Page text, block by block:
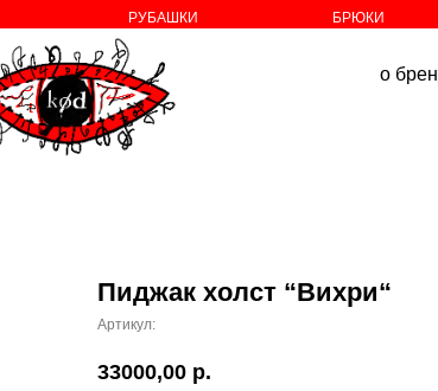
эксклюзив
РУБАШКИ БРЮКИ
Пиджак хoлст “Вихри“
Артикул:
33000,00 р.